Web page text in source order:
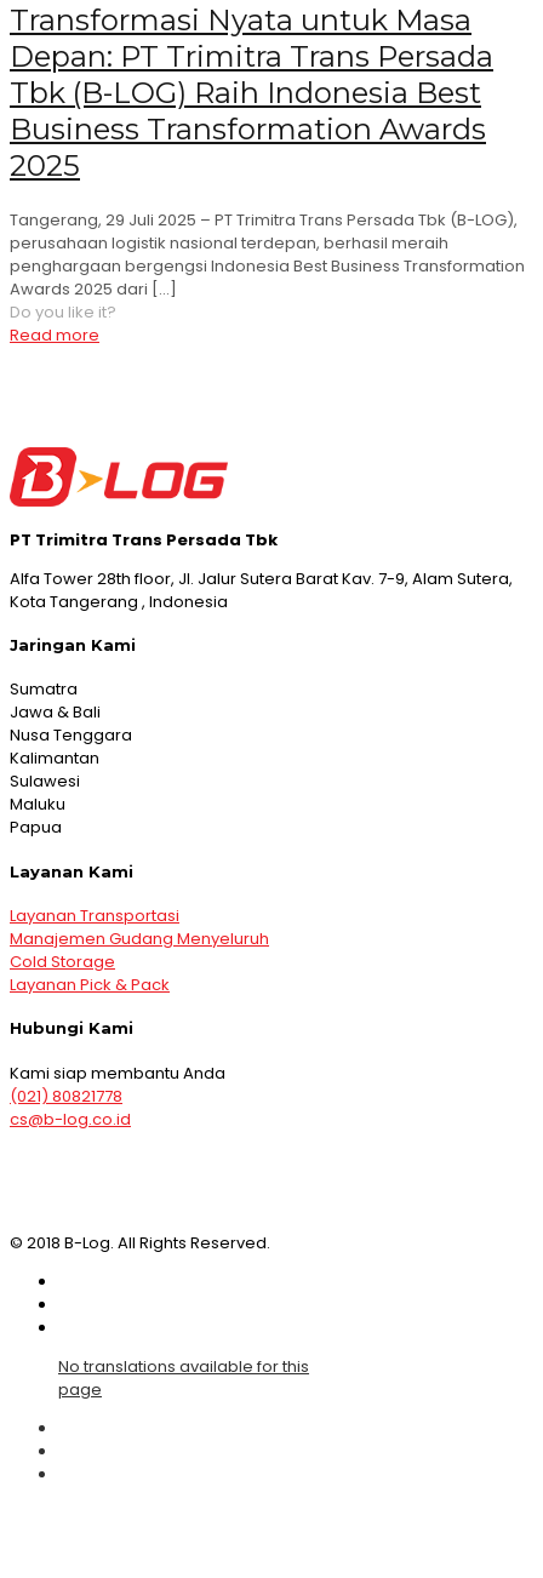
Transformasi Nyata untuk Masa
Depan: PT Trimitra Trans Persada
Tbk (B-LOG) Raih Indonesia Best
Business Transformation Awards
2025
Tangerang, 29 Juli 2025 – PT Trimitra Trans Persada Tbk (B-LOG),
perusahaan logistik nasional terdepan, berhasil meraih
penghargaan bergengsi Indonesia Best Business Transformation
Awards 2025 dari […]
Do you like it?
Read more
PT Trimitra Trans Persada Tbk
Alfa Tower 28th floor, Jl. Jalur Sutera Barat Kav. 7-9, Alam Sutera,
Kota Tangerang , Indonesia
Jaringan Kami
Sumatra
Jawa & Bali
Nusa Tenggara
Kalimantan
Sulawesi
Maluku
Papua
Layanan Kami
Layanan Transportasi
Manajemen Gudang Menyeluruh
Cold Storage
Layanan Pick & Pack
Hubungi Kami
Kami siap membantu Anda
(021) 80821778
cs@b-log.co.id
© 2018 B-Log. All Rights Reserved.
No translations available for this
page